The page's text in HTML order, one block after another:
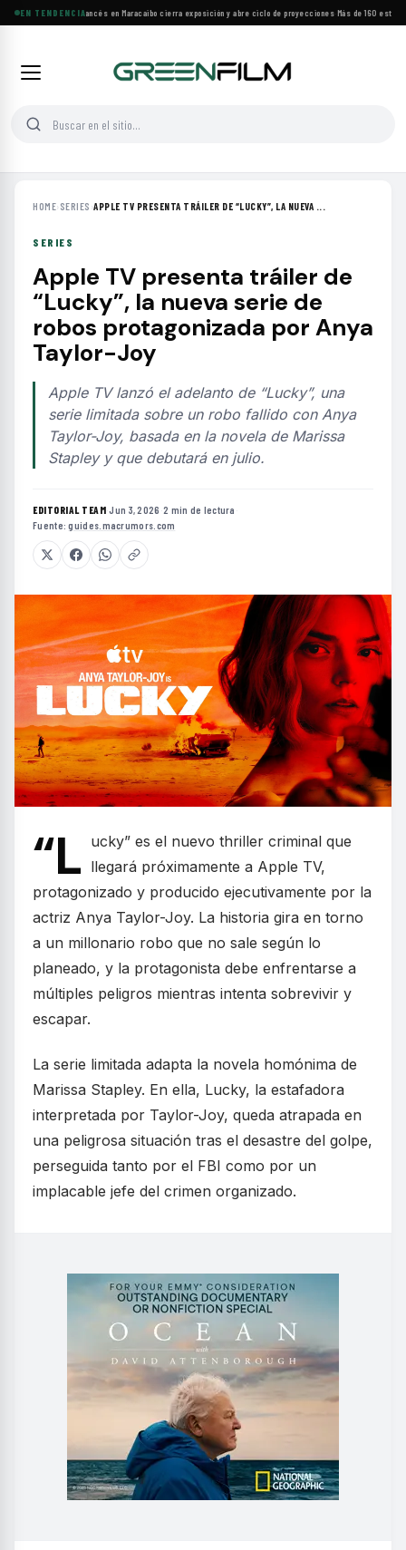
EN TENDENCIA
Festival de Cine Francés en Maracaibo cierra exposición y abre ciclo de proyecciones·Más de 160
HOME› SERIES ›APPLE TV PRESENTA TRÁILER DE “LUCKY”, LA NUEVA ...
SERIES
Apple TV presenta tráiler de
“Lucky”, la nueva serie de
robos protagonizada por Anya
Taylor-Joy
Apple TV lanzó el adelanto de “Lucky”, una
serie limitada sobre un robo fallido con Anya
Taylor-Joy, basada en la novela de Marissa
Stapley y que debutará en julio.
EDITORIAL TEAM·Jun 3, 2026 ·2 min de lectura ·
Fuente:guides.macrumors.com
“L ucky” es el nuevo thriller criminal que
llegará próximamente a Apple TV,
protagonizado y producido ejecutivamente por la
actriz Anya Taylor-Joy. La historia gira en torno
a un millonario robo que no sale según lo
planeado, y la protagonista debe enfrentarse a
múltiples peligros mientras intenta sobrevivir y
escapar.
La serie limitada adapta la novela homónima de
Marissa Stapley. En ella, Lucky, la estafadora
interpretada por Taylor-Joy, queda atrapada en
una peligrosa situación tras el desastre del golpe,
perseguida tanto por el FBI como por un
implacable jefe del crimen organizado.